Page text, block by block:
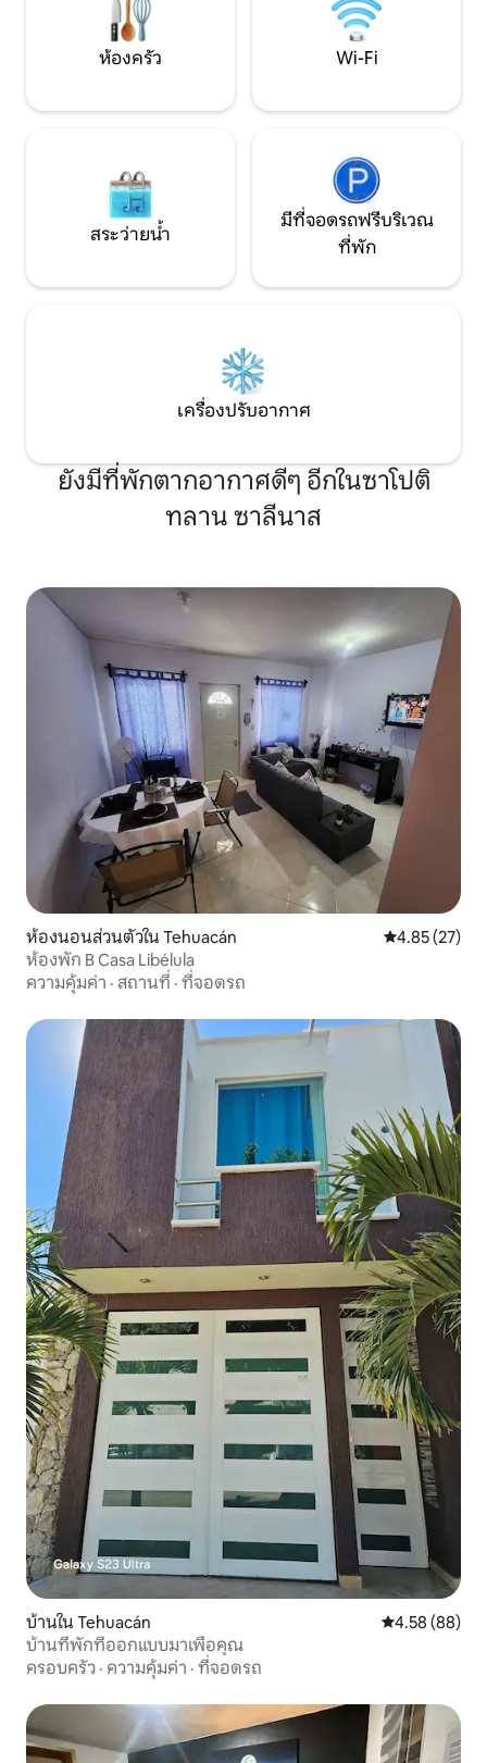
ห้องครัว Wi-Fi
สระว่ายน้ำ
มีที่จอดรถฟรีบริเวณ
ที่พัก
เครื่องปรับอากาศ
ยังมีที่พักตากอากาศดีๆ อีกในซาโปติ
ทลาน ซาลีนาส
ห้องนอนส่วนตัวใน Tehuacán คะแนนเฉลี่ย
4.85 (27)
ห้องพัก B Casa Libélula
ความคุ้มค่า · สถานที่ · ที่จอดรถ
บ้านใน Tehuacán คะแนนเฉลี่ย
4.58 (88)
บ้านที่พักที่ออกแบบมาเพื่อคุณ
ครอบครัว · ความคุ้มค่า · ที่จอดรถ